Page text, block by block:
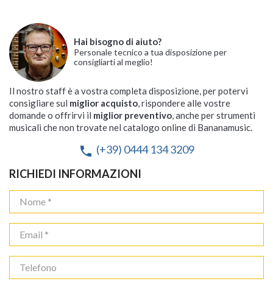
Hai bisogno di aiuto?
Personale tecnico a tua disposizione per
consigliarti al meglio!
Il nostro staff è a vostra completa disposizione, per potervi
consigliare sul miglior acquisto, rispondere alle vostre
domande o offrirvi il miglior preventivo, anche per strumenti
musicali che non trovate nel catalogo online di Bananamusic.
phone (+39) 0444 134 3209
RICHIEDI INFORMAZIONI